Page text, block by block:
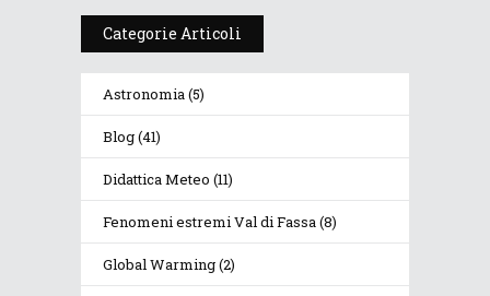
Categorie Articoli
Astronomia(5)
Blog(41)
Didattica Meteo (11)
Fenomeni estremi Val di Fassa(8)
Global Warming(2)